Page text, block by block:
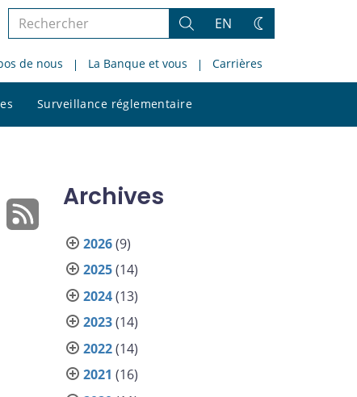
Rechercher
le
site
Rechercher
EN
Changez
thème
de nous La Banque et vous Carrières
Surveillance réglementaire
le
Archives
2026(9)
2025(14)
2024(13)
2023(14)
2022(14)
2021 (16)